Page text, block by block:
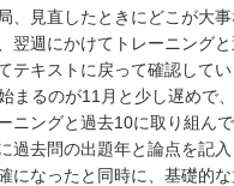
、見直したときにどこが大
翌週にかけてトレーニング
キストに戻って確認してい
まるのが11月と少し遅めで
ニングと過去10に取り組ん
過去問の出題年と論点を記
になったと同時に、基礎的